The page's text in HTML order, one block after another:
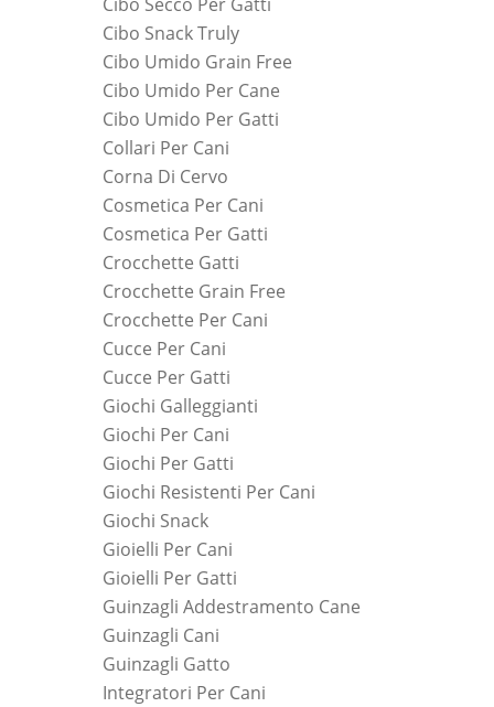
Cibo Snack Truly
Cibo Umido Grain Free
Cibo Umido Per Cane
Cibo Umido Per Gatti
Collari Per Cani
Corna Di Cervo
Cosmetica Per Cani
Cosmetica Per Gatti
Crocchette Gatti
Crocchette Grain Free
Crocchette Per Cani
Cucce Per Cani
Cucce Per Gatti
Giochi Galleggianti
Giochi Per Cani
Giochi Per Gatti
Giochi Resistenti Per Cani
Giochi Snack
Gioielli Per Cani
Gioielli Per Gatti
Guinzagli Addestramento Cane
Guinzagli Cani
Guinzagli Gatto
Integratori Per Cani